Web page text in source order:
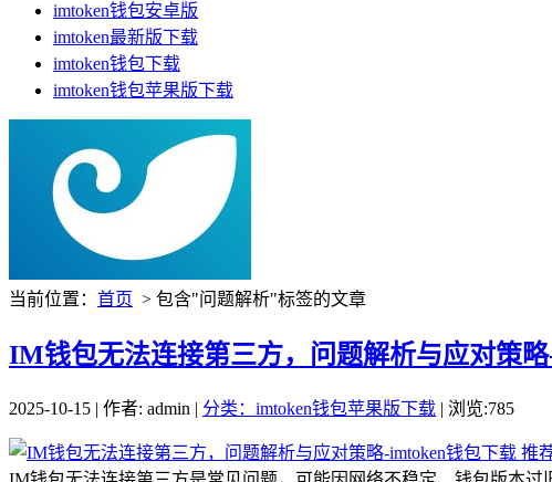
imtoken钱包安卓版
imtoken最新版下载
imtoken钱包下载
imtoken钱包苹果版下载
当前位置： 首页 > 包含"问题解析"标签的文章
IM钱包无法连接第三方，问题解析与应对策
2025-10-15 | 作者: admin | 分类：imtoken钱包苹果版下载 | 浏览:785